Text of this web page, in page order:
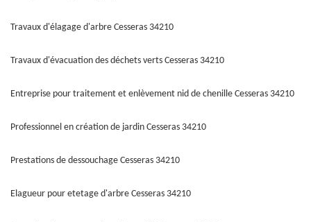
Travaux d'élagage d'arbre Cesseras 34210
Travaux d'évacuation des déchets verts Cesseras 34210
Entreprise pour traitement et enlèvement nid de chenille Cesseras 34210
Professionnel en création de jardin Cesseras 34210
Prestations de dessouchage Cesseras 34210
Elagueur pour etetage d'arbre Cesseras 34210